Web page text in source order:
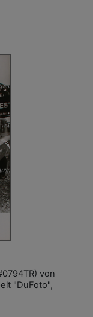
von
"DuFoto",